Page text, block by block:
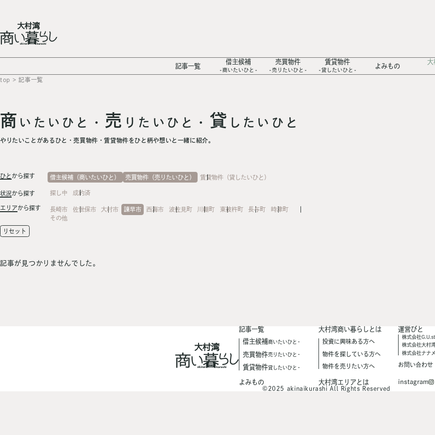
記事一覧
借主候補
商いたいひと
売買物件
売りたいひと
賃貸物件
貸したいひと
よみもの
大
top > 記事一覧
商 いたいひと・ 売 りたいひと・ 貸 したいひと
やりたいことがあるひと・売買物件・賃貸物件をひと柄や想いと一緒に紹介。
ひと から探す 借主候補（商いたいひと） 売買物件（売りたいひと） 賃貸物件（貸したいひと）
状況から探す 探し中 成約済
エリアから探す 長崎市 佐世保市 大村市 諫早市 西海市 波佐見町 川棚町 東彼杵町 長与町
時津町
その他
リセット
記事が見つかりませんでした。
記事一覧
借主候補商いたいひと
売買物件売りたいひと
賃貸物件貸したいひと
大村湾商い暮らしとは
投資に興味ある方へ
物件を探している方へ
物件を売りたい方へ
運営びと
株式会社
株式会社大村
株式会社ナナメ
お問い合わせ
よみもの 大村湾エリアとは instagram
©2025 akinaikurashi All Rights Reserved